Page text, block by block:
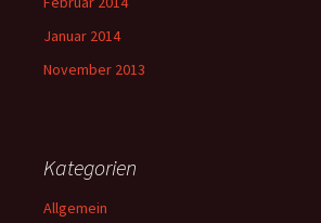
Januar 2014
November 2013
Kategorien
Allgemein